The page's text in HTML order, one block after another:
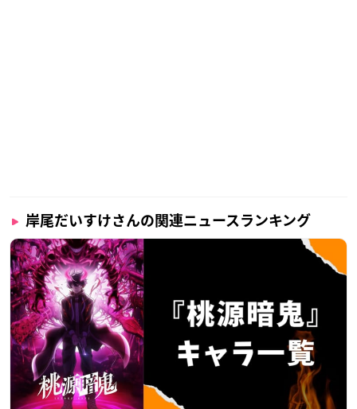
岸尾だいすけさんの関連ニュースランキング